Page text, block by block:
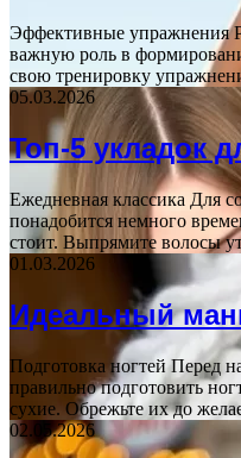
Эффективные упражнения
важную роль в
свою тренировку
05.03.2026
Топ-5 укладок
Ежедневная классика Для
понадобится немного
стоит. Выпрямите волосы
01.03.2026
Идеальный
Подготовка ногтей Перед
правильно подготовить
сухие. Обрежьте их до
02.05.2026